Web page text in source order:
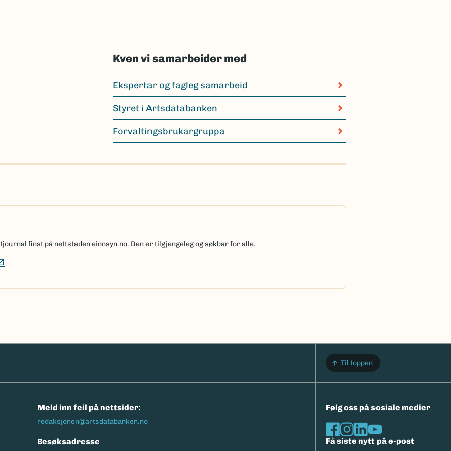
Kven vi samarbeider med
Ekspertar og fagleg samarbeid
Styret i Artsdatabanken
Forvaltingsbrukargruppa
finst på nettstaden einnsyn.no. Den er tilgjengeleg og søkbar for alle.
Til toppen
Meld inn feil på nettsider:
redaksjonen@artsdatabanken.no
Besøksadresse
Følg oss på sosiale medier
Få siste nytt på e-post